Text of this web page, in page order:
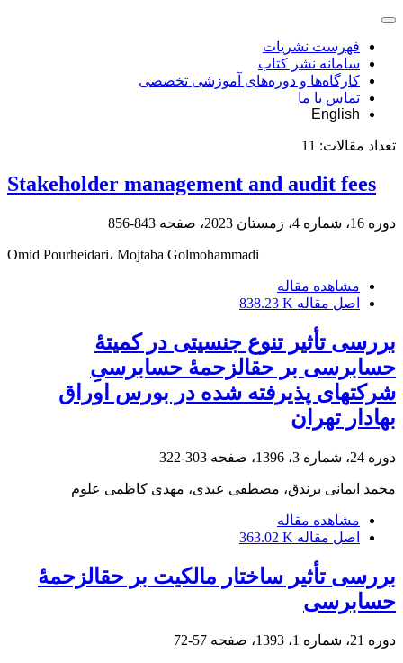
فهرست نشریات
سامانه نشر کتاب
کارگاه‌ها و دوره‌های آموزشی تخصصی
تماس با ما
English
تعداد مقالات: 11
Stakeholder management and audit fees
دوره 16، شماره 4، زمستان 2023، صفحه 843-856
Omid Pourheidari، Mojtaba Golmohammadi
مشاهده مقاله
اصل مقاله 838.23 K
بررسی تأثیر تنوع جنسیتی در کمیتۀ
حسابرسی بر حق‎الزحمۀ حسابرسیِ
شرکت‎های پذیرفته شده در بورس اوراق
بهادار تهران
دوره 24، شماره 3، 1396، صفحه 303-322
محمد ایمانی برندق، مصطفی عبدی، مهدی کاظمی علوم
مشاهده مقاله
اصل مقاله 363.02 K
بررسی تأثیر ساختار مالکیت بر حق‎الزحمۀ
حسابرسی
دوره 21، شماره 1، 1393، صفحه 57-72